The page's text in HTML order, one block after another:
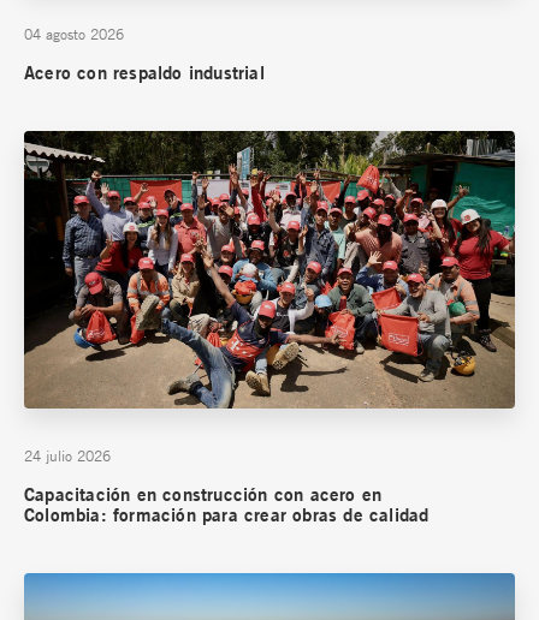
04 agosto 2026
Acero con respaldo industrial
24 julio 2026
Capacitación en construcción con acero en
Colombia: formación para crear obras de calidad